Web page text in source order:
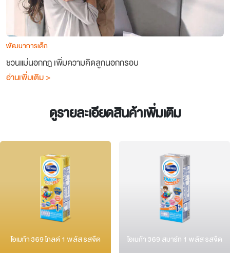
พัฒนาการเด็ก
ชวนแม่นอกกฎ เพิ่มความคิดลูกนอกกรอบ
อ่านเพิ่มเติม >
ดูรายละเอียดสินค้าเพิ่มเติม
โอเมก้า 369 โกลด์ 1 พลัส รสจืด โอเมก้า 369 สมาร์ท 1 พลัส รสจืด